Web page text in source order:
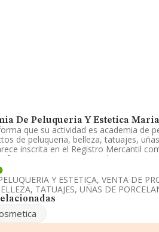
De Peluqueria Y Estetica
que su actividad es academia de
de peluqueria, belleza, tatuajes,
inscrita en el Registro Mercantil
CNAE corresponde a
no tiene actividad en mercados
se ha incrementado un 50% y
de datos de INFORMA, el número
contacto con sus oficinas, la empresa
Y ESTETICA, VENTA DE
TATUAJES, UÑAS DE